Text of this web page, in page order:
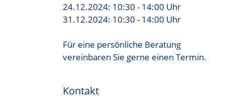
24.12.2024: 10:30 - 14:00 Uhr
31.12.2024: 10:30 - 14:00 Uhr
Für eine persönliche Beratung
vereinbaren Sie gerne einen Termin.
Kontakt